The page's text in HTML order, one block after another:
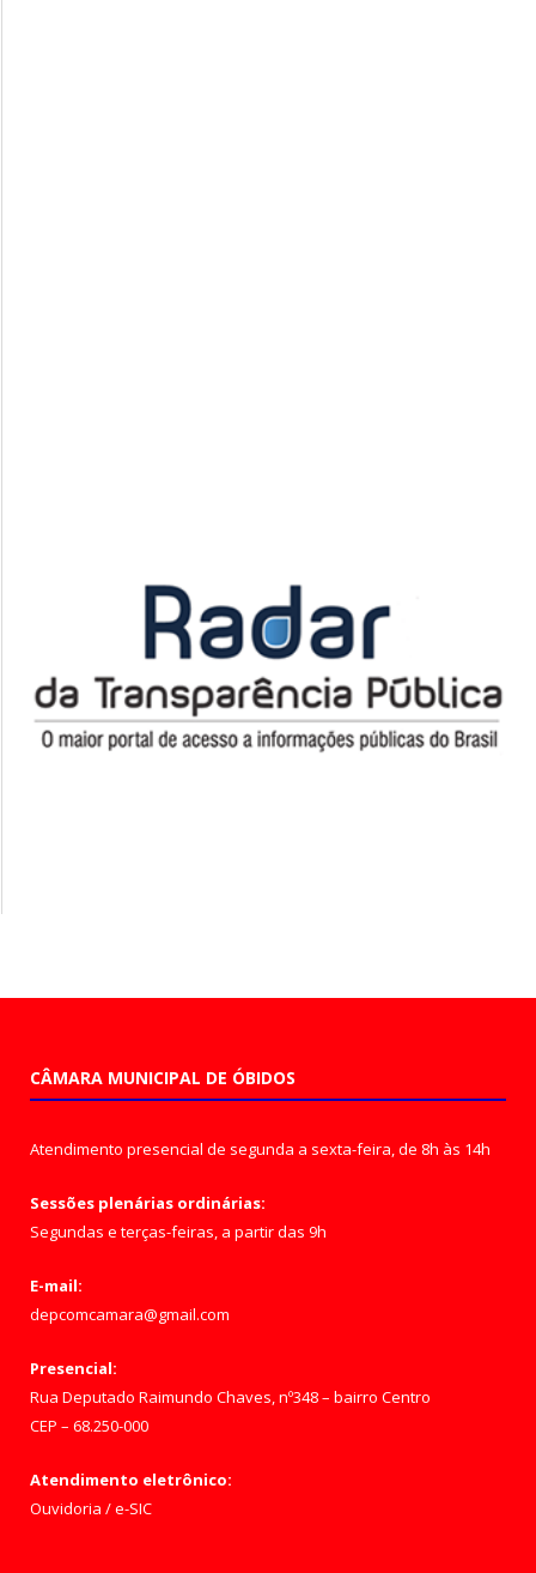
CÂMARA MUNICIPAL DE ÓBIDOS
Atendimento presencial de segunda a sexta-feira, de 8h às 14h
Sessões plenárias ordinárias:
Segundas e terças-feiras, a partir das 9h
E-mail:
depcomcamara@gmail.com
Presencial:
Rua Deputado Raimundo Chaves, nº348 – bairro Centro
CEP – 68.250-000
Atendimento eletrônico:
Ouvidoria /e-SIC